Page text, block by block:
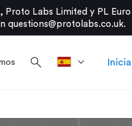
Labs Limited y PL
questions@protolabs.co.uk.
search